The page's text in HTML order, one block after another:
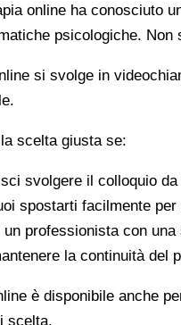
online ha conosciuto
psicologiche.
si svolge in
scelta giusta se:
svolgere il colloquio
spostarti facilmente
un professionista con
la continuità del
è disponibile anche
scelta.